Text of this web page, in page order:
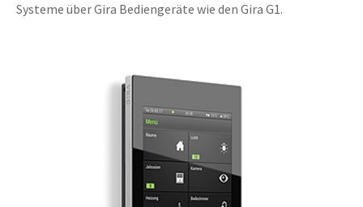
Systeme über Gira Bediengeräte wie den Gira G1.